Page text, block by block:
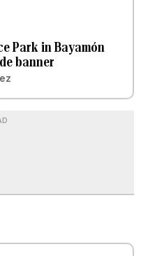
Park in Bayamón
banner